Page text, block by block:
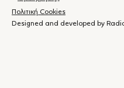
Πολιτική Cookies
Designed and developed by